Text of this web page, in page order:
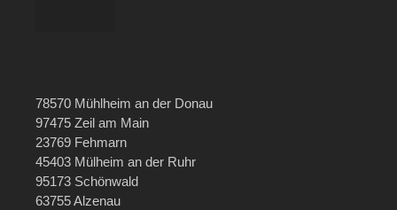
78570 Mühlheim an der Donau
97475 Zeil am Main
23769 Fehmarn
45403 Mülheim an der Ruhr
95173 Schönwald
63755 Alzenau